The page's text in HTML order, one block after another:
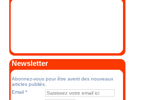
Newsletter
Abonnez-vous pour être averti des nouveaux
articles publiés.
Email